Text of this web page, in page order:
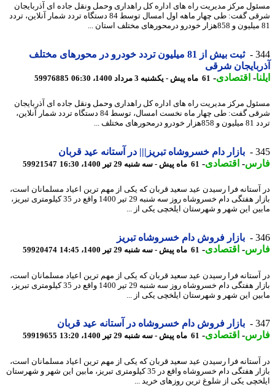
مرکز مدیریت راه های اداره کل راهداری وحمل ونقل جاده ای آذربایجان
شرقی گفت: طی چهار ماهه اول امسال توسط 84 دستگاه تردد شمار آنلاین، تردد
ثبت بیش از 81 میلیون تردد خودرو در محورهای مختلف
شرقی
-اقتصادی-61 ماه پیش - یکشنبه 3 مرداد 1400، 06:30 59976885
مرکز مدیریت راه های اداره کل راهداری وحمل ونقل جاده ای آذربایجان
شرقی گفت: طی چهار ماه نخست امسال، توسط 84 دستگاه تردد شمار آنلاین،
مختلف ...
بازار دام خسروشاه تبریز||| در آستانه عید قربان
-اقتصادی-61 ماه پیش - سه شنبه 29 تیر 1400، 16:30 59921547
فرا رسیدن عید سعید قربان که یکی از مهم ترین اعیاد مسلمانان است،
بازار هفتگی دام خسروشاه روز سه شنبه 29 تیر 1400 واقع در 35 کیلومتری تبریز،
این شهر و شهرستان ایلخچی یکی از ...
بازار فروش دام خسروشاه تبریز
-اقتصادی-61 ماه پیش - سه شنبه 29 تیر 1400، 14:45 59920474
فرا رسیدن عید سعید قربان که یکی از مهم ترین اعیاد مسلمانان است،
بازار هفتگی دام خسروشاه روز سه شنبه 29 تیر 1400 واقع در 35 کیلومتری تبریز،
این شهر و شهرستان ایلخچی یکی از ...
بازار فروش دام خسروشاه در آستانه عید قربان
-اقتصادی-61 ماه پیش - سه شنبه 29 تیر 1400، 13:20 59919655
فرا رسیدن عید سعید قربان که یکی از مهم ترین اعیاد مسلمانان است،
بازار هفتگی دام خسروشاه واقع در 35 کیلومتری تبریز، مابین این شهر و شهرستان
یکی از شلوغ ترین روزهای خرید ...